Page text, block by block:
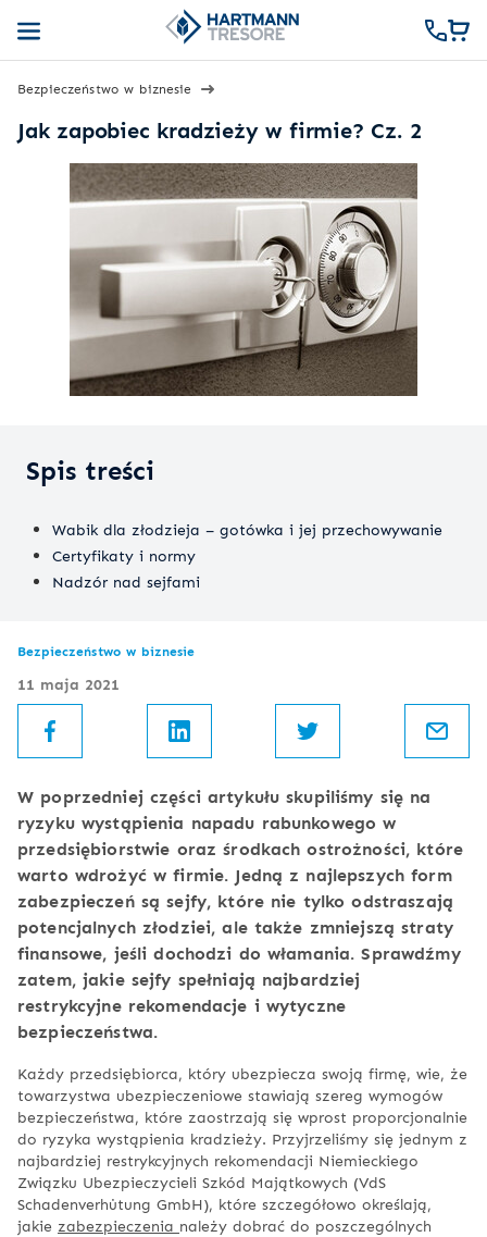
Bezpieczeństwo w biznesie
Jak zapobiec kradzieży w firmie? Cz. 2
Spis treści
Wabik dla złodzieja – gotówka i jej przechowywanie
Certyfikaty i normy
Nadzór nad sejfami
Bezpieczeństwo w biznesie
11 maja 2021
W poprzedniej części artykułu skupiliśmy się na
ryzyku wystąpienia napadu rabunkowego w
przedsiębiorstwie oraz środkach ostrożności, które
warto wdrożyć w firmie. Jedną z najlepszych form
zabezpieczeń są sejfy, które nie tylko odstraszają
potencjalnych złodziei, ale także zmniejszą straty
finansowe, jeśli dochodzi do włamania. Sprawdźmy
zatem, jakie sejfy spełniają najbardziej
restrykcyjne rekomendacje i wytyczne
bezpieczeństwa.
Każdy przedsiębiorca, który ubezpiecza swoją firmę, wie, że
towarzystwa ubezpieczeniowe stawiają szereg wymogów
bezpieczeństwa, które zaostrzają się wprost proporcjonalnie
do ryzyka wystąpienia kradzieży. Przyjrzeliśmy się jednym z
najbardziej restrykcyjnych rekomendacji Niemieckiego
Związku Ubezpieczycieli Szkód Majątkowych (VdS
Schadenverhütung GmbH), które szczegółowo określają,
jakie zabezpieczenia należy dobrać do poszczególnych